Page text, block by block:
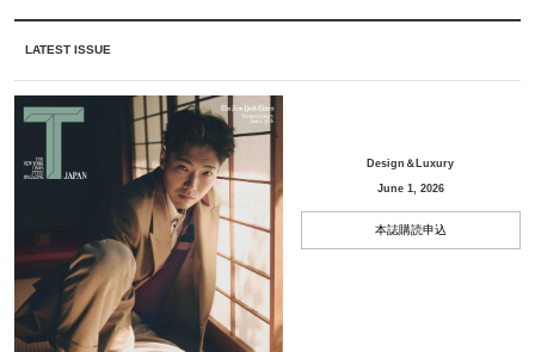
LATEST ISSUE
Design＆Luxury
June 1, 2026
本誌購読申込